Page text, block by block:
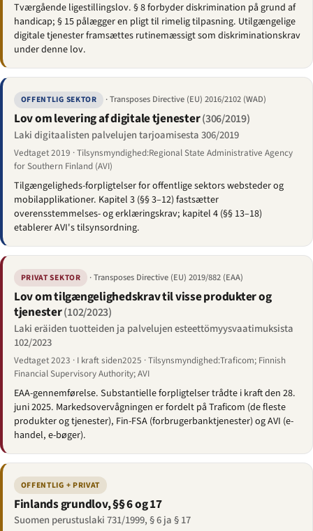
Tværgående ligestillingslov. § 8 forbyder diskrimination på grund af
handicap; § 15 pålægger en pligt til rimelig tilpasning. Utilgængelige
digitale tjenester framsættes rutinemæssigt som diskriminationskrav
under denne lov.
OFFENTLIG SEKTOR · Transposes Directive (EU) 2016/2102 (WAD)
Lov om levering af digitale tjenester(306/2019)
Laki digitaalisten palvelujen tarjoamisesta 306/2019
Vedtaget 2019 · Tilsynsmyndighed:Regional State Administrative Agency
for Southern Finland (AVI)
Tilgængeligheds-forpligtelser for offentlige sektors websteder og
mobilapplikationer. Kapitel 3 (§§ 3–12) fastsætter
overensstemmelses- og erklæringskrav; kapitel 4 (§§ 13–18)
etablerer AVI's tilsynsordning.
PRIVAT SEKTOR · Transposes Directive (EU) 2019/882 (EAA)
Lov om tilgængelighedskrav til visse produkter og
tjenester(102/2023)
Laki eräiden tuotteiden ja palvelujen esteettömyysvaatimuksista
102/2023
Vedtaget 2023 · I kraft siden2025 · Tilsynsmyndighed:Traficom; Finnish
Financial Supervisory Authority; AVI
EAA-gennemførelse. Substantielle forpligtelser trådte i kraft den 28.
juni 2025. Markedsovervågningen er fordelt på Traficom (de fleste
produkter og tjenester), Fin-FSA (forbrugerbanktjenester) og AVI (e-
handel, e-bøger).
OFFENTLIG + PRIVAT
Finlands grundlov, §§ 6 og 17
Suomen perustuslaki 731/1999, § 6 ja § 17